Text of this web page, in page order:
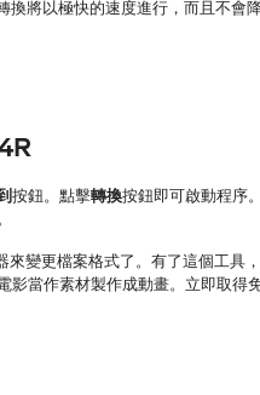
將以極快的速度進行，而且不會降
按鈕。點擊轉換按鈕即可啟動程序
變更檔案格式了。有了這個工具，
影當作素材製作成動畫。立即取得